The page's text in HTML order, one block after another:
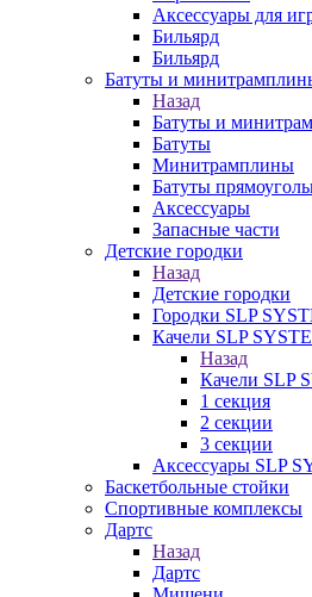
Аксессуары для
Бильяpд
Бильяpд
Батуты и
Назад
Батуты и
Батуты
Минитрамплины
Батуты
Аксессуары
Запасные части
Детские городки
Назад
Детские городки
Городки SLP
Качели SLP
Назад
Качели SLP
1 секция
2 секции
3 секции
Аксессуары SLP
Баскетбольные стойки
Спортивные комплексы
Дартс
Назад
Дартс